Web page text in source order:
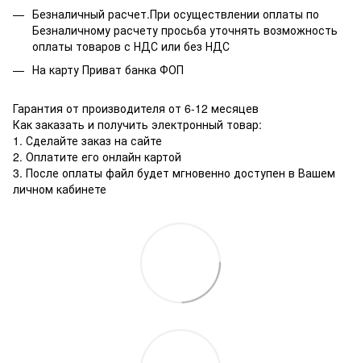
Безналичный расчет.При осуществлении оплаты по
Безналичному расчету просьба уточнять возможность
оплаты товаров с НДС или без НДС
На карту Приват банка ФОП
Гарантия от производителя от 6-12 месяцев
Как заказать и получить электронный товар:
1. Сделайте заказ на сайте
2. Оплатите его онлайн картой
3. После оплаты файл будет мгновенно доступен в Вашем
личном кабинете